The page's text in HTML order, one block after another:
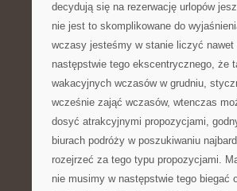
decydują się na rezerwację urlopów
nie jest to skomplikowane do
wczasy jesteśmy w stanie liczyć
następstwie tego ekscentrycznego, że
wakacyjnych wczasów w grudniu,
wcześnie zająć wczasów, wtenczas
dosyć atrakcyjnymi propozycjami,
biurach podróży w poszukiwaniu
rozejrzeć za tego typu propozycjami.
nie musimy w następstwie tego biegać